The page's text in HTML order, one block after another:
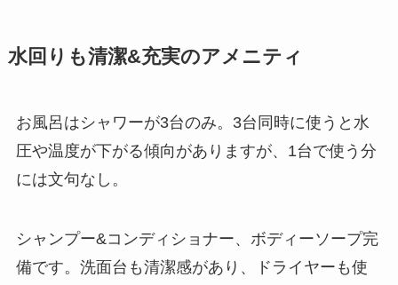
水回りも清潔&充実のアメニティ
お風呂はシャワーが3台のみ。3台同時に使うと水
圧や温度が下がる傾向がありますが、1台で使う分
には文句なし。
シャンプー&コンディショナー、ボディーソープ完
備です。洗面台も清潔感があり、ドライヤーも使